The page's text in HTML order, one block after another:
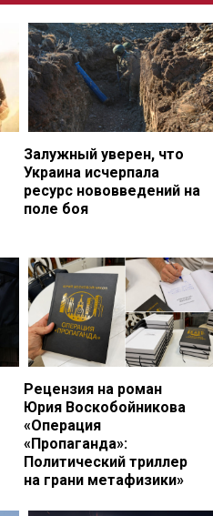
Залужный уверен, что
Украина исчерпала
ресурс нововведений на
поле боя
Рецензия на роман
Юрия Воскобойникова
«Операция
«Пропаганда»:
Политический триллер
на грани метафизики»